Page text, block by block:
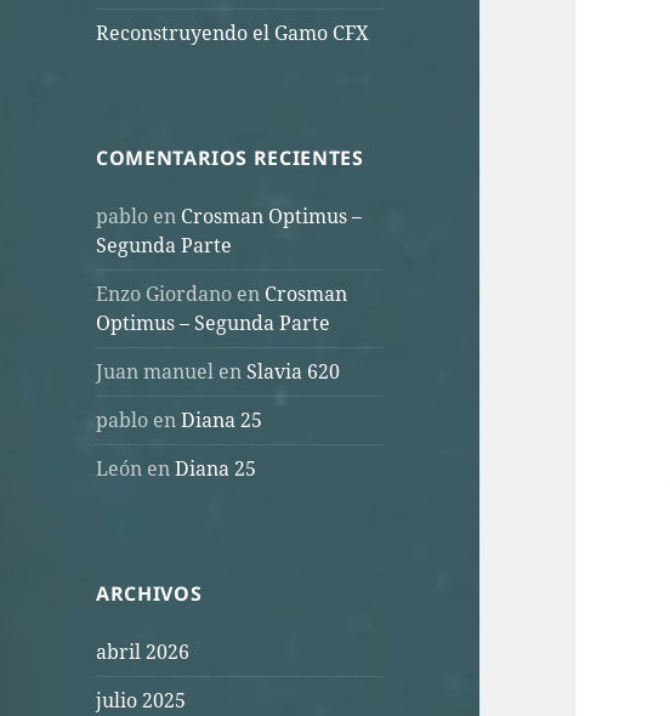
Reconstruyendo el Gamo CFX
COMENTARIOS RECIENTES
pablo en Crosman Optimus –
Segunda Parte
Enzo Giordano en Crosman
Optimus – Segunda Parte
Juan manuel en Slavia 620
pablo enDiana 25
León enDiana 25
ARCHIVOS
abril 2026
julio 2025